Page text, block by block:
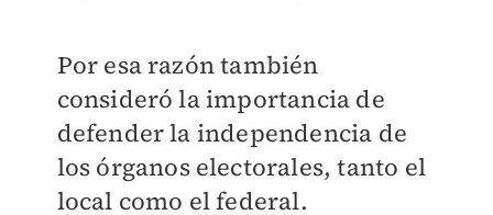
Por esa razón también
consideró la importancia de
defender la independencia de
los órganos electorales, tanto el
local como el federal.